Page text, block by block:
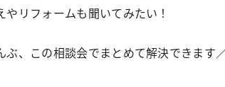
やリフォームも聞いてみたい！
ぶ、この相談会でまとめて解決できます